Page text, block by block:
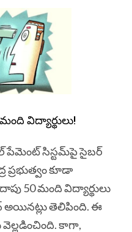
విద్యార్థులు!
పేమెంట్‌ సిస్టమ్‌పై సైబర్‌
కూడా
50 మంది విద్యార్థులు
తెలిపింది. ఈ
కాగా,